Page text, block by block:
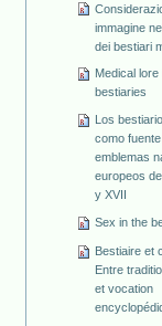
immagine
dei bestiari
Medical lore
bestiaries
Los
como
emblemas
europeos
y XVII
Sex in the
Bestiaire et
Entre
et vocation